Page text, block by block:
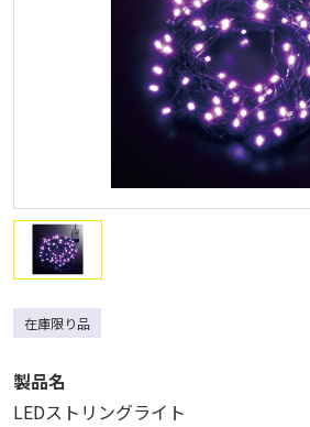
在庫限り品
製品名
LEDストリングライト